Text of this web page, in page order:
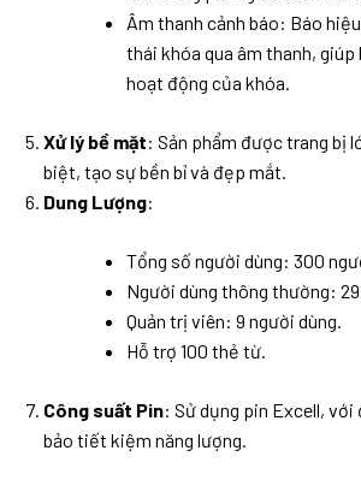
Âm thanh cảnh báo: Báo
thái khóa qua âm thanh,
hoạt động của khóa.
Xử lý bề mặt: Sản phẩm được trang bị
biệt, tạo sự bền bỉ và đẹp mắt.
Dung Lượng:
Tổng số người dùng: 300
Người dùng thông thường:
Quản trị viên: 9 người dùng.
Hỗ trợ 100 thẻ từ.
Công suất Pin: Sử dụng pin Excell, với
bảo tiết kiệm năng lượng.